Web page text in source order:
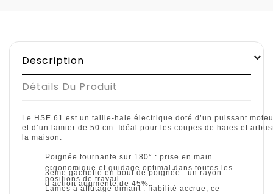
Description
Détails Du Produit
Le HSE 61 est un taille-haie électrique doté d’un puissant
et d’un lamier de 50 cm. Idéal pour les coupes de haies et
la maison.
Poignée tournante sur 180° : prise en main
ergonomique et guidage optimal dans toutes les
positions de travail.
3ème gâchette en bout de poignée : un rayon
d’action augmenté de 45%.
Lames à affûtage dimant : fiabilité accrue, ce